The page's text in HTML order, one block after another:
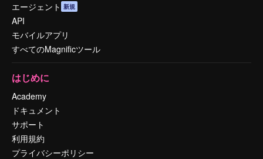
エージェント 新規
API
モバイルアプリ
すべてのMagnificツール
はじめに
Academy
ドキュメント
サポート
利用規約
プライバシーポリシー